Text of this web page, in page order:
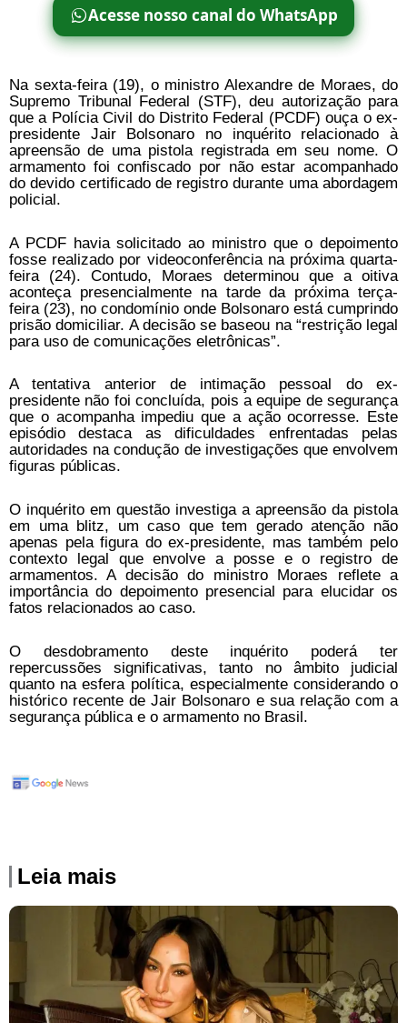
Acesse nosso canal do WhatsApp
Na sexta-feira (19), o ministro Alexandre de Moraes, do
Supremo Tribunal Federal (STF), deu autorização para
que a Polícia Civil do Distrito Federal (PCDF) ouça o ex-
presidente Jair Bolsonaro no inquérito relacionado à
apreensão de uma pistola registrada em seu nome. O
armamento foi confiscado por não estar acompanhado
do devido certificado de registro durante uma abordagem
policial.
A PCDF havia solicitado ao ministro que o depoimento
fosse realizado por videoconferência na próxima quarta-
feira (24). Contudo, Moraes determinou que a oitiva
aconteça presencialmente na tarde da próxima terça-
feira (23), no condomínio onde Bolsonaro está cumprindo
prisão domiciliar. A decisão se baseou na “restrição legal
para uso de comunicações eletrônicas”.
A tentativa anterior de intimação pessoal do ex-
presidente não foi concluída, pois a equipe de segurança
que o acompanha impediu que a ação ocorresse. Este
episódio destaca as dificuldades enfrentadas pelas
autoridades na condução de investigações que envolvem
figuras públicas.
O inquérito em questão investiga a apreensão da pistola
em uma blitz, um caso que tem gerado atenção não
apenas pela figura do ex-presidente, mas também pelo
contexto legal que envolve a posse e o registro de
armamentos. A decisão do ministro Moraes reflete a
importância do depoimento presencial para elucidar os
fatos relacionados ao caso.
O desdobramento deste inquérito poderá ter
repercussões significativas, tanto no âmbito judicial
quanto na esfera política, especialmente considerando o
histórico recente de Jair Bolsonaro e sua relação com a
segurança pública e o armamento no Brasil.
Leia mais